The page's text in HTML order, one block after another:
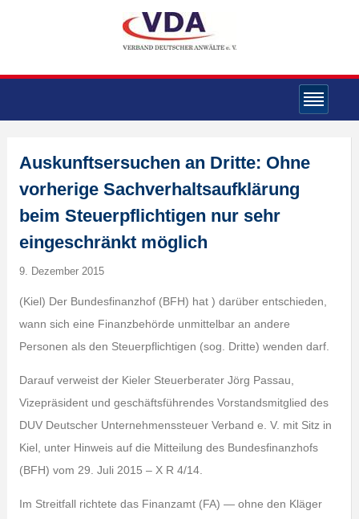
Auskunftsersuchen an Dritte: Ohne
vorherige Sachverhaltsaufklärung
beim Steuerpflichtigen nur sehr
eingeschränkt möglich
9. Dezember 2015
(Kiel) Der Bundesfinanzhof (BFH) hat ) darüber entschieden,
wann sich eine Finanzbehörde unmittelbar an andere
Personen als den Steuerpflichtigen (sog. Dritte) wenden darf.
Darauf verweist der Kieler Steuerberater Jörg Passau,
Vizepräsident und geschäftsführendes Vorstandsmitglied des
DUV Deutscher Unternehmenssteuer Verband e. V. mit Sitz in
Kiel, unter Hinweis auf die Mitteilung des Bundesfinanzhofs
(BFH) vom 29. Juli 2015 – X R 4/14.
Im Streitfall richtete das Finanzamt (FA) — ohne den Kläger